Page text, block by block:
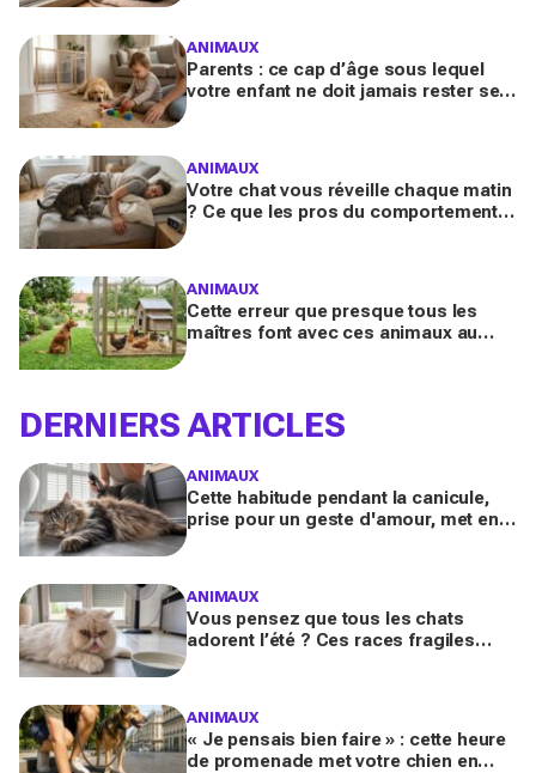
ANIMAUX
Parents : ce cap d’âge sous lequel
votre enfant ne doit jamais rester seul
ANIMAUX
Votre chat vous réveille chaque matin
? Ce que les pros du comportement
ANIMAUX
Cette erreur que presque tous les
maîtres font avec ces animaux au
DERNIERS ARTICLES
ANIMAUX
Cette habitude pendant la canicule,
prise pour un geste d'amour, met en
ANIMAUX
Vous pensez que tous les chats
adorent l’été ? Ces races fragiles
ANIMAUX
« Je pensais bien faire » : cette heure
de promenade met votre chien en